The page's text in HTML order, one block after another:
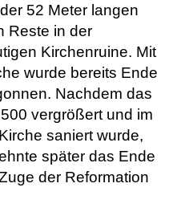
52 Meter langen
Reste in der
Kirchenruine. Mit
wurde bereits Ende
Nachdem das
vergrößert und im
saniert wurde,
später das Ende
der Reformation